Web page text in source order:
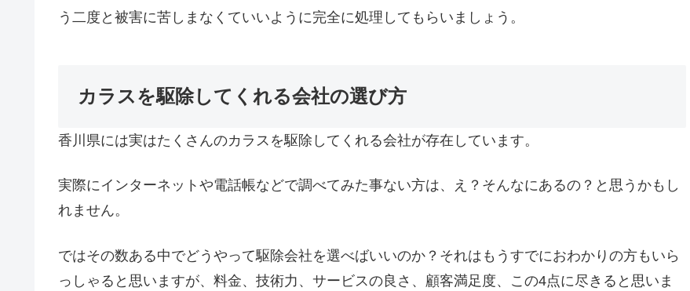
う二度と被害に苦しまなくていいように完全に処理してもらいましょう。
カラスを駆除してくれる会社の選び方
香川県には実はたくさんのカラスを駆除してくれる会社が存在しています。
実際にインターネットや電話帳などで調べてみた事ない方は、え？そんなにあるの？と思うかもし
れません。
ではその数ある中でどうやって駆除会社を選べばいいのか？それはもうすでにおわかりの方もいら
っしゃると思いますが、料金、技術力、サービスの良さ、顧客満足度、この4点に尽きると思いま